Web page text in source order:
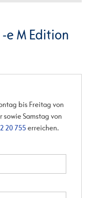
e M Edition
bis Freitag von
sowie Samstag von
20 755 erreichen.